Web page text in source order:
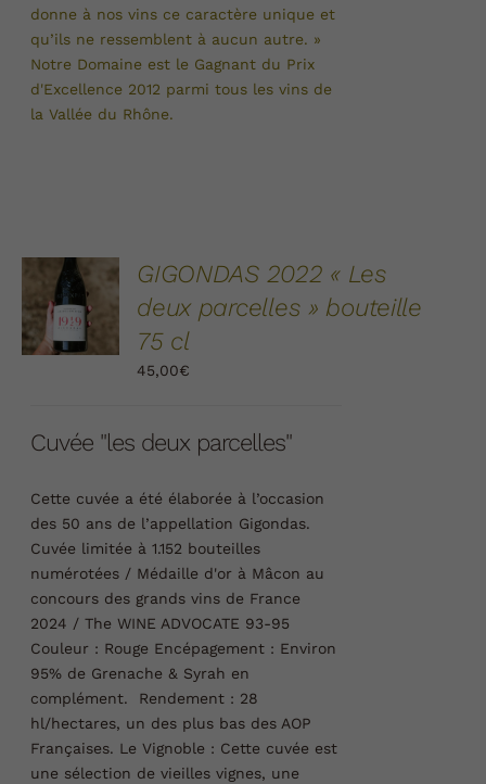
donne à nos vins ce caractère unique et
qu’ils ne ressemblent à aucun autre. »
Notre Domaine est le Gagnant du Prix
d'Excellence 2012 parmi tous les vins de
la Vallée du Rhône.
AJOUTER
AU
PANIER
DÉTAILS
GIGONDAS 2022 « Les
deux parcelles » bouteille
75 cl
45,00€
Cuvée "les deux parcelles"
Cette cuvée a été élaborée à l’occasion
des 50 ans de l’appellation Gigondas.
Cuvée limitée à 1.152 bouteilles
numérotées / Médaille d'or à Mâcon au
concours des grands vins de France
2024 / The WINE ADVOCATE 93-95
Couleur : Rouge Encépagement : Environ
95% de Grenache & Syrah en
complément.
Rendement : 28
hl/hectares, un des plus bas des AOP
Françaises. Le Vignoble : Cette cuvée est
une sélection de vieilles vignes, une